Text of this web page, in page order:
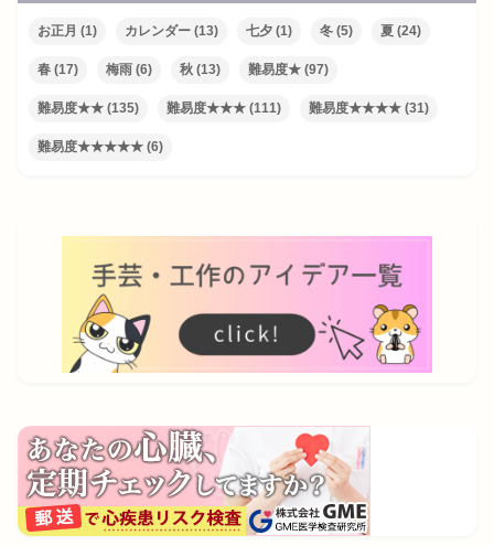
お正月 (1) カレンダー (13) 七夕 (1) 冬 (5) 夏 (24)
春 (17) 梅雨 (6) 秋 (13) 難易度★ (97)
難易度★★ (135) 難易度★★★ (111) 難易度★★★★ (31)
難易度★★★★★ (6)